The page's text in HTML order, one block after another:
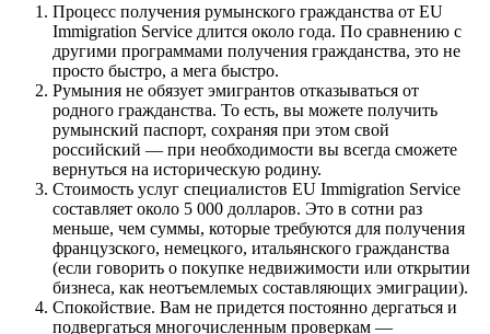
Процесс получения румынского гражданства от EU
Immigration Service длится около года. По сравнению с
другими программами получения гражданства, это не
просто быстро, а мега быстро.
Румыния не обязует эмигрантов отказываться от
родного гражданства. То есть, вы можете получить
румынский паспорт, сохраняя при этом свой
российский — при необходимости вы всегда сможете
вернуться на историческую родину.
Стоимость услуг специалистов EU Immigration Service
составляет около 5 000 долларов. Это в сотни раз
меньше, чем суммы, которые требуются для получения
французского, немецкого, итальянского гражданства
(если говорить о покупке недвижимости или открытии
бизнеса, как неотъемлемых составляющих эмиграции).
Спокойствие. Вам не придется постоянно дергаться и
подвергаться многочисленным проверкам —